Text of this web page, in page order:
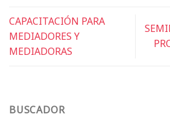
BUSCADOR
CAPACITACIÓN PARA
MEDIADORES Y
MEDIADORAS